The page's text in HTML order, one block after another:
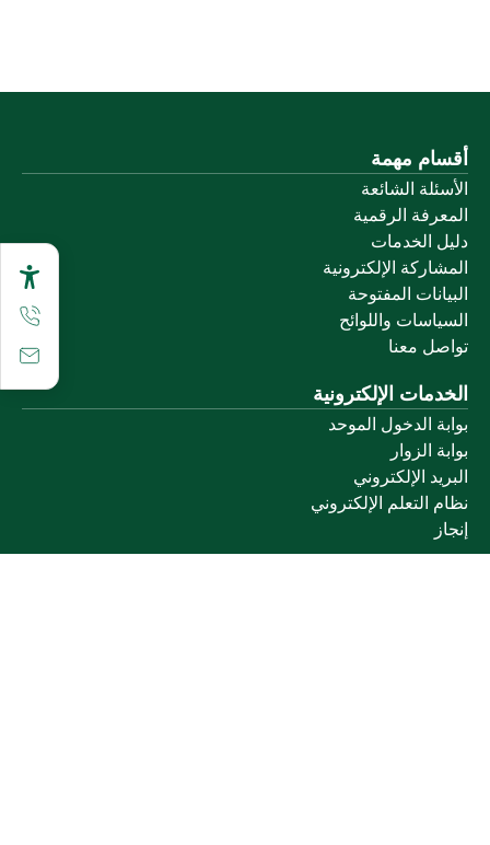
أقسام مهمة
الأسئلة الشائعة
المعرفة الرقمية
دليل الخدمات
المشاركة الإلكترونية
البيانات المفتوحة
السياسات واللوائح
تواصل معنا
الخدمات الإلكترونية
بوابة الدخول الموحد
بوابة الزوار
البريد الإلكتروني
نظام التعلم الإلكتروني
إنجاز